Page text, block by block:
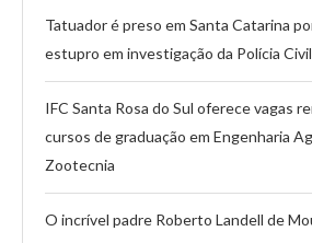
Tatuador é preso em Santa Catarina
estupro em investigação da Polícia
IFC Santa Rosa do Sul oferece vagas
cursos de graduação em Engenharia
Zootecnia
O incrível padre Roberto Landell de